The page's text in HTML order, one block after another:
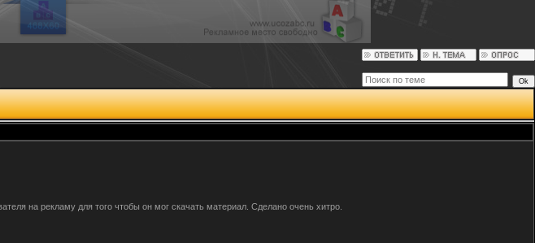
на рекламу для того чтобы он мог скачать материал. Сделано очень хитро.